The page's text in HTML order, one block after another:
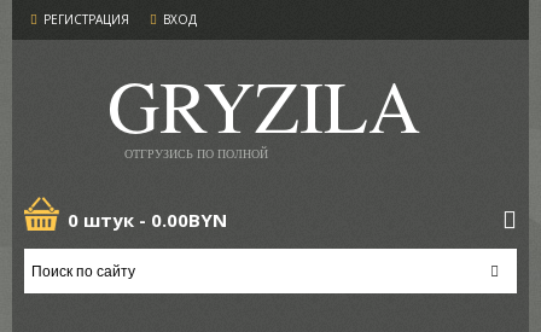
РЕГИСТРАЦИЯ ВХОД
GRYZILA
ОТГРУЗИСЬ ПО ПОЛНОЙ
0 штук - 0.00BYN